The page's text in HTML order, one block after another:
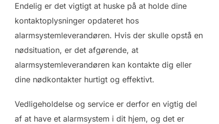
Endelig er det vigtigt at huske på at holde dine
kontaktoplysninger opdateret hos
alarmsystemleverandøren. Hvis der skulle opstå en
nødsituation, er det afgørende, at
alarmsystemleverandøren kan kontakte dig eller
dine nødkontakter hurtigt og effektivt.
Vedligeholdelse og service er derfor en vigtig del
af at have et alarmsystem i dit hjem, og det er